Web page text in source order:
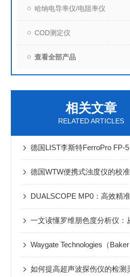
哈纳电导率仪/电阻率仪
COD测定仪
查看全部产品
相关文章
RELATED ARTICLES
如何提高超声波探伤仪的检测